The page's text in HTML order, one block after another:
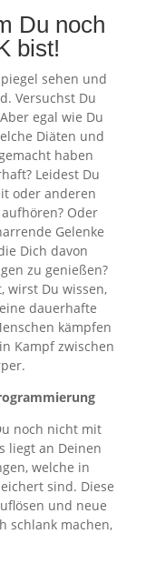
Du noch
bist!
sehen und
Versuchst Du
egal wie Du
Diäten und
haben
Leidest Du
oder anderen
Oder
Gelenke
Dich davon
zu genießen?
wirst Du wissen,
dauerhafte
kämpfen
Kampf zwischen
noch nicht mit
liegt an Deinen
welche in
sind. Diese
und neue
schlank machen,